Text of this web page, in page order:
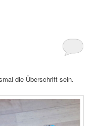
die Überschrift sein.